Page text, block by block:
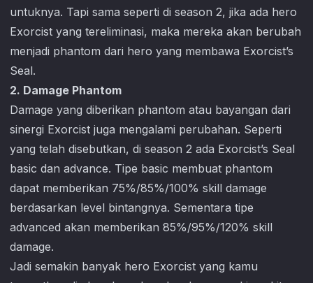
untuknya. Tapi sama seperti di season 2, jika ada hero
Exorcist yang tereliminasi, maka mereka akan berubah
menjadi phantom dari hero yang membawa Exorcist’s
Seal.
2. Damage Phantom
Damage yang diberikan phantom atau bayangan dari
sinergi Exorcist juga mengalami perubahan. Seperti
yang telah disebutkan, di season 2 ada Exorcist’s Seal
basic dan advance. Tipe basic membuat phantom
dapat memberikan 75%/85%/100% skill damage
berdasarkan level bintangnya. Sementara tipe
advanced akan memberikan 85%/95%/120% skill
damage.
Jadi semakin banyak hero Exorcist yang kamu